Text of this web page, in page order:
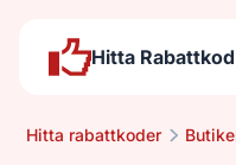
Hitta Rabattkod
Hitta rabattkoder